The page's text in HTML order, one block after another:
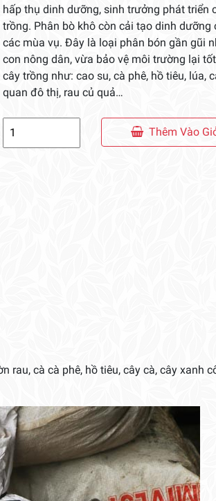
hấp thụ dinh dưỡng, sinh trưởng phát triển
trồng. Phân bò khô còn cải tạo dinh dưỡng
các mùa vụ. Đây là loại phân bón gần gũi
con nông dân, vừa bảo vệ môi trường lại
cây trồng như: cao su, cà phê, hồ tiêu, lúa,
quan đô thị, rau củ quả…
Thêm Vào
rau, cà cà phê, hồ tiêu, cây cà, cây xanh